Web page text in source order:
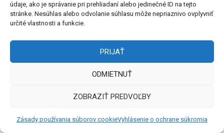
údaje, ako je správanie pri prehliadaní alebo jedinečné ID na tejto
stránke. Nesúhlas alebo odvolanie súhlasu môže nepriaznivo ovplyvniť
určité vlastnosti a funkcie.
PRIJAŤ
ODMIETNUŤ
ZOBRAZIŤ PREDVOĽBY
Zásady používania súborov cookieVyhlásenie o ochrane súkromia
Všetky práva vyhradené © 2018 - 2026 Fidlikanti. Web od
Môlča records s.r.o.